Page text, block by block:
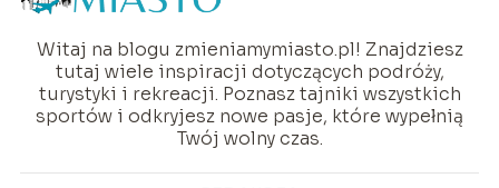
Witaj na blogu zmieniamymiasto.pl! Znajdziesz
tutaj wiele inspiracji dotyczących podróży,
turystyki i rekreacji. Poznasz tajniki wszystkich
sportów i odkryjesz nowe pasje, które wypełnią
Twój wolny czas.